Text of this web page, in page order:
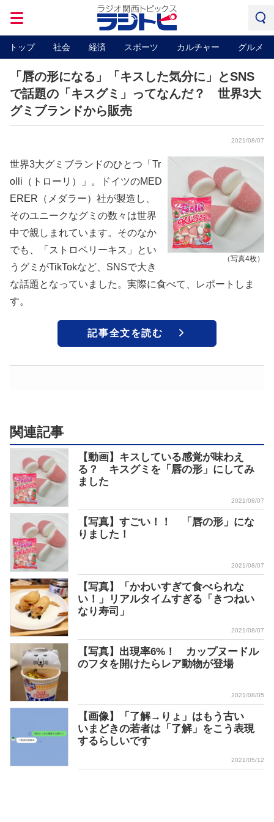
トップ 社会 経済 スポーツ カルチャー グルメ
「唇の形になる」「キスした気分に」とSNS
で話題の「キスグミ」ってなんだ？ 世界3大
グミブランドから販売
2021/08/07
（写真4枚）
世界3大グミブランドのひとつ「Tr
olli（トローリ）」。ドイツのMED
ERER（メダラー）社が製造し、
そのユニークなグミの数々は世界
中で親しまれています。そのなか
でも、「ストロベリーキス」とい
うグミがTikTokなど、SNSで大き
な話題となっていました。実際に食べて、レポートしま
す。
記事全文を読む
関連記事
【動画】キスしている感覚が味わえ
る？ キスグミを「唇の形」にしてみ
ました
2021/08/07
【写真】すごい！！ 「唇の形」にな
りました！
2021/08/07
【写真】「かわいすぎて食べられな
い！」リアルタイムすぎる「きつねい
なり寿司」
2021/08/07
【写真】出現率6%！ カップヌードル
のフタを開けたらレア動物が登場
2021/08/05
【画像】「了解→りょ」はもう古い
いまどきの若者は「了解」をこう表現
するらしいです
2021/05/12